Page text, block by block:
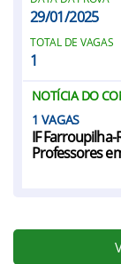
29/01/2025
TOTAL DE VAGAS
1
NOTÍCIA DO
1
IF
Professores